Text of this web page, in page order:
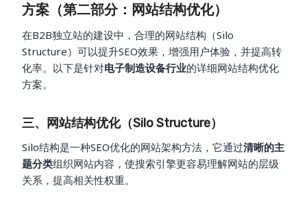
方案（第二部分：网站结构优化）
在B2B独立站的建设中，合理的网站结构（Silo
Structure）可以提升SEO效果，增强用户体验，并提高转
化率。以下是针对电子制造设备行业的详细网站结构优化
方案。
三、网站结构优化（Silo Structure）
Silo结构是一种SEO优化的网站架构方法，它通过清晰的主
题分类组织网站内容，使搜索引擎更容易理解网站的层级
关系，提高相关性权重。